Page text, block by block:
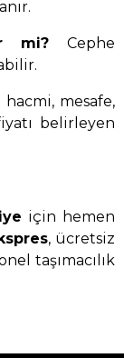
mi? Cephe
mesafe,
belirleyen
için hemen
, ücretsiz
taşımacılık